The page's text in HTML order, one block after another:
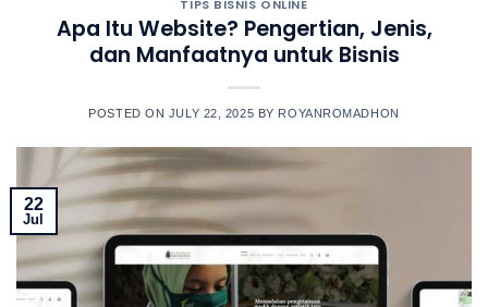
TIPS BISNIS ONLINE
Apa Itu Website? Pengertian, Jenis,
dan Manfaatnya untuk Bisnis
POSTED ON JULY 22, 2025 BY ROYANROMADHON
22
Jul